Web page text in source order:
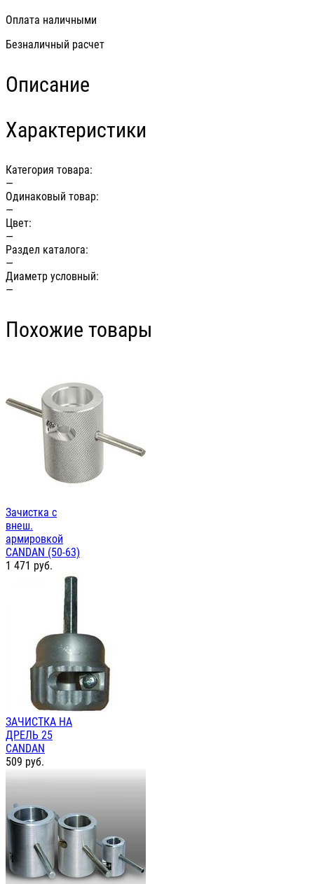
Оплата наличными
Безналичный расчет
Описание
Характеристики
Категория товара:
—
Одинаковый товар:
—
Цвет:
—
Раздел каталога:
—
Диаметр условный:
—
Похожие товары
Зачистка с
внеш.
армировкой
CANDAN (50-63)
1 471 руб.
ЗАЧИСТКА НА
ДРЕЛЬ 25
CANDAN
509 руб.